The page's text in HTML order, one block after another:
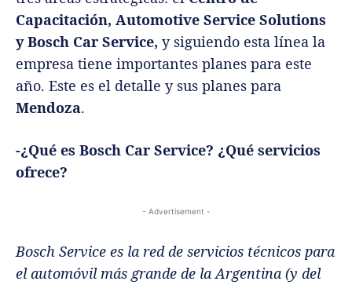
Capacitación, Automotive Service Solutions
y Bosch Car Service, y siguiendo esta línea la
empresa tiene importantes planes para este
año. Este es el detalle y sus planes para
Mendoza.
-¿Qué es Bosch Car Service? ¿Qué servicios
ofrece?
- Advertisement -
Bosch Service es la red de servicios técnicos para
el automóvil más grande de la Argentina (y del